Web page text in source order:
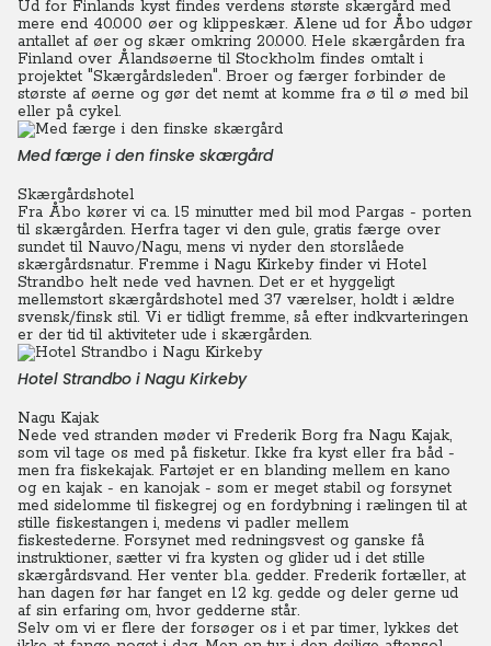
Ud for Finlands kyst findes verdens største skærgård med
mere end 40.000 øer og klippeskær. Alene ud for Åbo udgør
antallet af øer og skær omkring 20.000. Hele skærgården fra
Finland over Ålandsøerne til Stockholm findes omtalt i
projektet "Skærgårdsleden". Broer og færger forbinder de
største af øerne og gør det nemt at komme fra ø til ø med bil
eller på cykel.
Med færge i den finske skærgård
Skærgårdshotel
Fra Åbo kører vi ca. 15 minutter med bil mod Pargas - porten
til skærgården. Herfra tager vi den gule, gratis færge over
sundet til Nauvo/Nagu, mens vi nyder den storslåede
skærgårdsnatur. Fremme i Nagu Kirkeby finder vi Hotel
Strandbo helt nede ved havnen. Det er et hyggeligt
mellemstort skærgårdshotel med 37 værelser, holdt i ældre
svensk/finsk stil. Vi er tidligt fremme, så efter indkvarteringen
er der tid til aktiviteter ude i skærgården.
Hotel Strandbo i Nagu Kirkeby
Nagu Kajak
Nede ved stranden møder vi Frederik Borg fra Nagu Kajak,
som vil tage os med på fisketur. Ikke fra kyst eller fra båd -
men fra fiskekajak. Fartøjet er en blanding mellem en kano
og en kajak - en kanojak - som er meget stabil og forsynet
med sidelomme til fiskegrej og en fordybning i rælingen til at
stille fiskestangen i, medens vi padler mellem
fiskestederne. Forsynet med redningsvest og ganske få
instruktioner, sætter vi fra kysten og glider ud i det stille
skærgårdsvand. Her venter bl.a. gedder. Frederik fortæller, at
han dagen før har fanget en 12 kg. gedde og deler gerne ud
af sin erfaring om, hvor gedderne står.
Selv om vi er flere der forsøger os i et par timer, lykkes det